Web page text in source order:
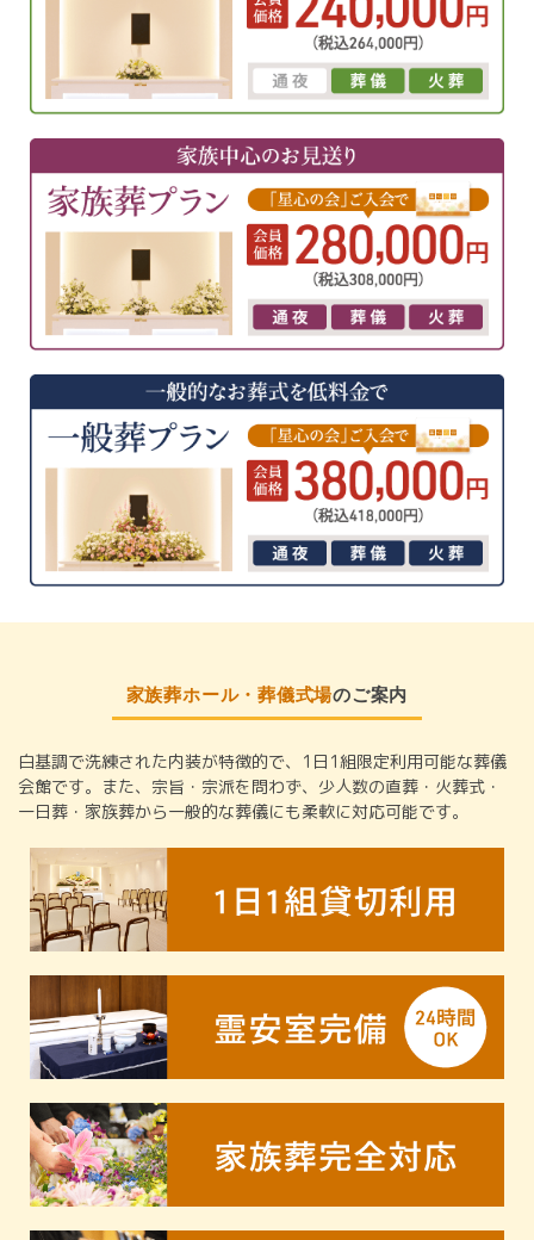
家族葬ホール・葬儀式場のご案内
白基調で洗練された内装が特徴的で、1日1組限定利用可能な葬儀
会館です。また、宗旨・宗派を問わず、少人数の直葬・火葬式・
一日葬・家族葬から一般的な葬儀にも柔軟に対応可能です。